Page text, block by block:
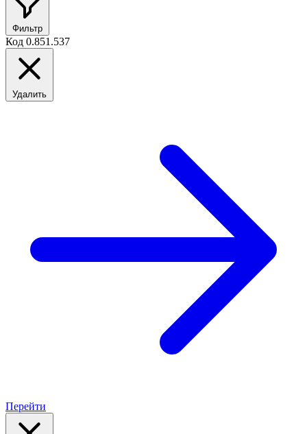
Фильтр
Код 0.851.537
Удалить
Перейти